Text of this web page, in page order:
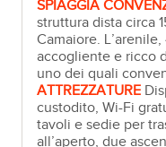
SPIAGGIA
struttura dista circa
Camaiore.
accogliente e ricco
uno dei quali
ATTREZZATURE
custodito, Wi-Fi
tavoli e sedie per
all’aperto, due